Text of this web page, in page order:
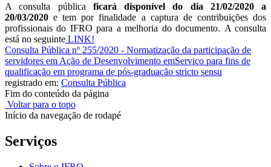
A consulta pública ficará disponível do dia 21/02/2020 a
20/03/2020e tem por finalidade a captura de contribuições dos
profissionais do IFRO para a melhoria do documento. A consulta
está no seguinte LINK!
Consulta Pública nº 255/2020 - Normatização da participação de
servidores em Ação de Desenvolvimento emServiço para fins de
qualificação em programa de pós-graduação stricto sensu
registrado em: Consulta Pública
Fim do conteúdo da página
Voltar para o topo
Início da navegação de rodapé
Serviços